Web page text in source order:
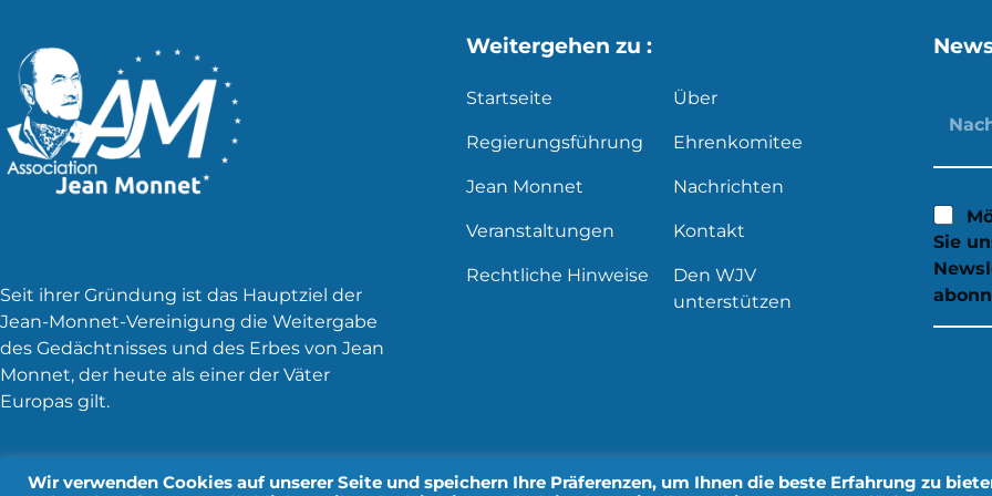
Seit ihrer Gründung ist das Hauptziel der
Jean-Monnet-Vereinigung die Weitergabe
des Gedächtnisses und des Erbes von Jean
Monnet, der heute als einer der Väter
Europas gilt.
Weitergehen zu :
Startseite Über
Regierungsführung Ehrenkomitee
Jean Monnet Nachrichten
Veranstaltungen Kontakt
Rechtliche Hinweise
Den WJV
unterstützen
Sie
Wir verwenden Cookies auf unserer Seite und speichern Ihre Präferenzen, um Ihnen die beste Erfahrung zu